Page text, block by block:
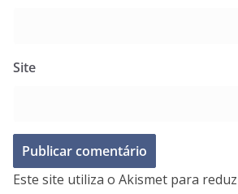
Site
Este site utiliza o Akismet para